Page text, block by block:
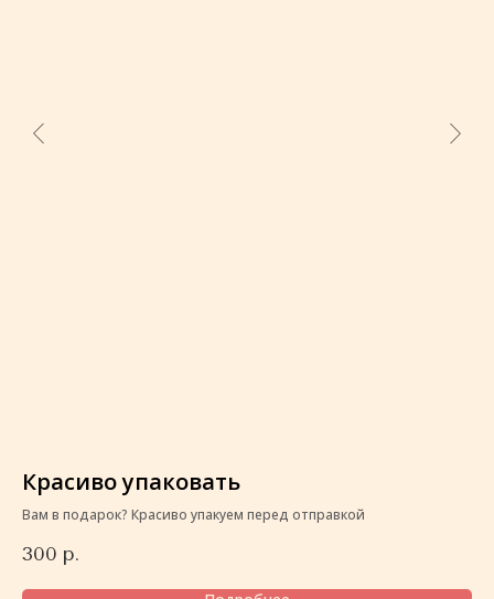
Красиво упаковать
Вам в подарок? Красиво упакуем перед отправкой
300 р.